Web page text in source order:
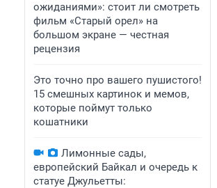
ожиданиями»: стоит ли смотреть
фильм «Старый орел» на
большом экране — честная
рецензия
Это точно про вашего пушистого!
15 смешных картинок и мемов,
которые поймут только
кошатники
Лимонные сады,
европейский Байкал и очередь к
статуе Джульетты: